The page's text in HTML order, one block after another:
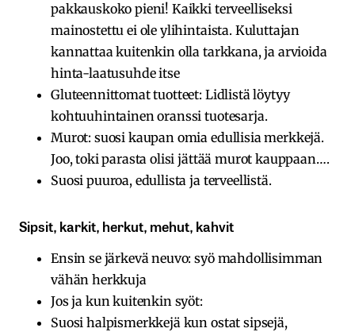
pakkauskoko pieni! Kaikki terveelliseksi
mainostettu ei ole ylihintaista. Kuluttajan
kannattaa kuitenkin olla tarkkana, ja arvioida
hinta-laatusuhde itse
Gluteennittomat tuotteet: Lidlistä löytyy
kohtuuhintainen oranssi tuotesarja.
Murot: suosi kaupan omia edullisia merkkejä.
Joo, toki parasta olisi jättää murot kauppaan….
Suosi puuroa, edullista ja terveellistä.
Sipsit, karkit, herkut, mehut, kahvit
Ensin se järkevä neuvo: syö mahdollisimman
vähän herkkuja
Jos ja kun kuitenkin syöt:
Suosi halpismerkkejä kun ostat sipsejä,